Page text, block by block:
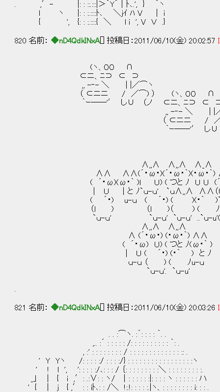
. ,′- |: : ::.:::|＞｀Y´│ﾄ､.', } ｀ヽ
l ヽ |: : :.::::ﾄ､ ＼jｲ ﾊ V │ i
{ ', {: : :.::::{ ＼ l i ', V Ｖ .}
820 名前： ◆nD4QdkINxA[] 投稿日：2011/06/10(金) 20:02:57
(ヽ、００ ∩
⊂ニ、ﾆ⊃ ⊂ ⊃
,, -‐- ＼ | |／⌒ヽ
（ ⊂ニニ / ／⌒) ） (ヽ、００ ∩
｀ｰ――'′ し∪ （ノ ⊂ニ、ﾆ⊃ ⊂
,, -‐- ＼ | |／⌒ヽ
（ ⊂ニニ / ／⌒)
｀ｰ――'′ し∪ （
∧,,∧ ∧,,∧ ∧_∧
∧∧ ∧∧(´・ω・)(´・ω・｀)(・ω・｀)
( ´・ω)(ω・｀ )l Ｕ) ( つと ﾉ Ｕ Ｕ (´・ω
｜ Ｕ ｜と ﾉ`ｕ-ｕ' `ｕ∧,,∧ ∧∧（Ｕ Ｕ) (
( ´・) u-ｕ ( ´・) ( )(・｀ )`ｕ-ｕ
（l ) （l )（ ) ( ﾉ∧,,∧
`ｕ-ｕ' `ｕ-ｕ' `ｕ-ｕ' ..`ｕ-
∧,,∧ ∧,,∧
∧ (´・ω・) (・ω・｀) ∧∧ `ｕ
( ´・ω) Ｕ) ( つと ﾉ(ω・｀ )
｜ Ｕ ( ´・) (・｀ ) と ﾉ
ｕ-ｕ （ ) ( ﾉu-ｕ
`ｕ-ｕ'. `ｕ-u'
821 名前： ◆nD4QdkINxA[] 投稿日：2011/06/10(金) 20:03:26
. . :⌒ヽ. :´: : : : ｀. .
,.. :´ : : : : : /: : : : : : : : : : ｀: .
, :' : : : : : : : : / : : : : : : : : : : : : : :: .
' Y Yヽ /: : : : :/ : : : :/} : : : : : : : : : : : : : : : : :ヽ
' ! l ', ': : : : :/､: : : / ｛: : : : : : : : :＼ : : : : : : : : :.
_｣ | { i ,′: .:∨: : ヽ/ ｜: : : : : :|: : : : ヽ : : : : : : ハ
' { | j { ,′ : : iﾄ､: : /＼ !:.!: : : : :.|ヽ、: : : : : : : : i: : : .